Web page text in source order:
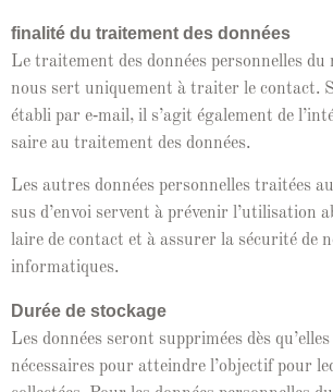
final­ité du traite­ment des don­nées
Le traite­ment des don­nées per­son­nelles du
nous sert unique­ment à traiter le con­tact.
établi par e‑mail, il s’ag­it égale­ment de
saire au traite­ment des données.
Les autres don­nées per­son­nelles traitées
sus d’en­voi ser­vent à prévenir l’u­til­i­sa­tion
laire de con­tact et à assur­er la sécu­rité de
informatiques.
Durée de stock­age
Les don­nées seront sup­primées dès
néces­saires pour attein­dre l’ob­jec­tif pour